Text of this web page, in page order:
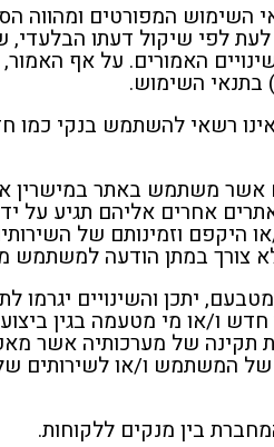
השימוש המפורטים ומהווה
לפי שיקול דעתו הבלעדי,
האמורים. על אף
בתנאי השימוש.
רשאי להשתמש בנקי כמו
אשר משתמש באתר במישרין
אחרים אליהם תגיע על
וזמינותם של
צורך במתן הודעה למשתמש
יתכן והשינויים יגרמו
ו/או מי מטעמה בגין ביצוע
תקינה של מערכותיה אשר
של המשתמש ו/או לשירותים
בין מנקים ללקוחות.